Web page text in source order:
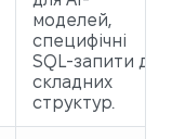
моделей,
специфічні
SQL-запити до
складних
структур.